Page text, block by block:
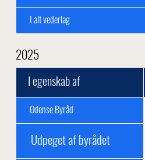
I alt vederlag
2025
I egenskab af
Odense Byråd
Udpeget af byrådet